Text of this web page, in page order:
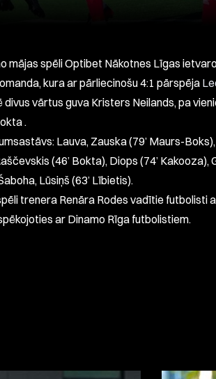
mājas spēli Optibet Nākotnes Līgas
kura ar pārliecinošu 4:1 pārspēja
divus vārtus guva Kristers Neilands, pa
.
Lauva, Zauska (79’ Maurs-
(46’ Bokta), Diops (74’ Kakooza),
Lūsiņš (63’ Lībietis).
trenera Renāra Rodes vadītie futbolisti
ar Dinamo Rīga futbolistiem.